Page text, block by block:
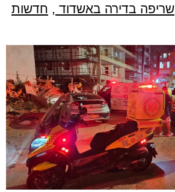
שריפה בדירה באשדוד , חדשות